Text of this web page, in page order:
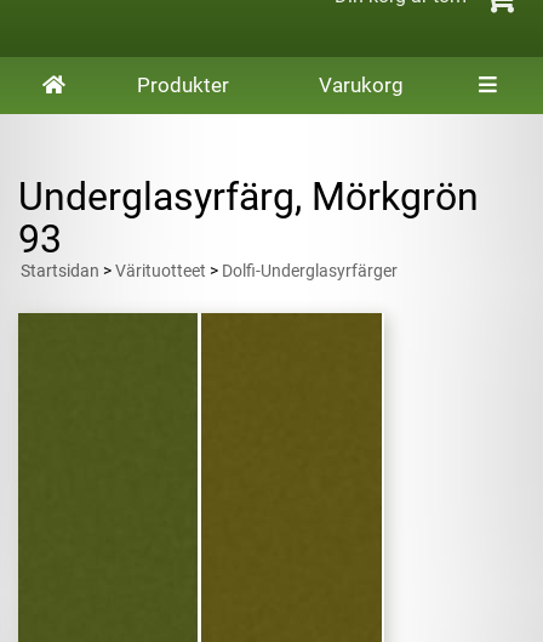
Produkter Varukorg
Underglasyrfärg, Mörkgrön
93
Startsidan >Värituotteet > Dolfi-Underglasyrfärger